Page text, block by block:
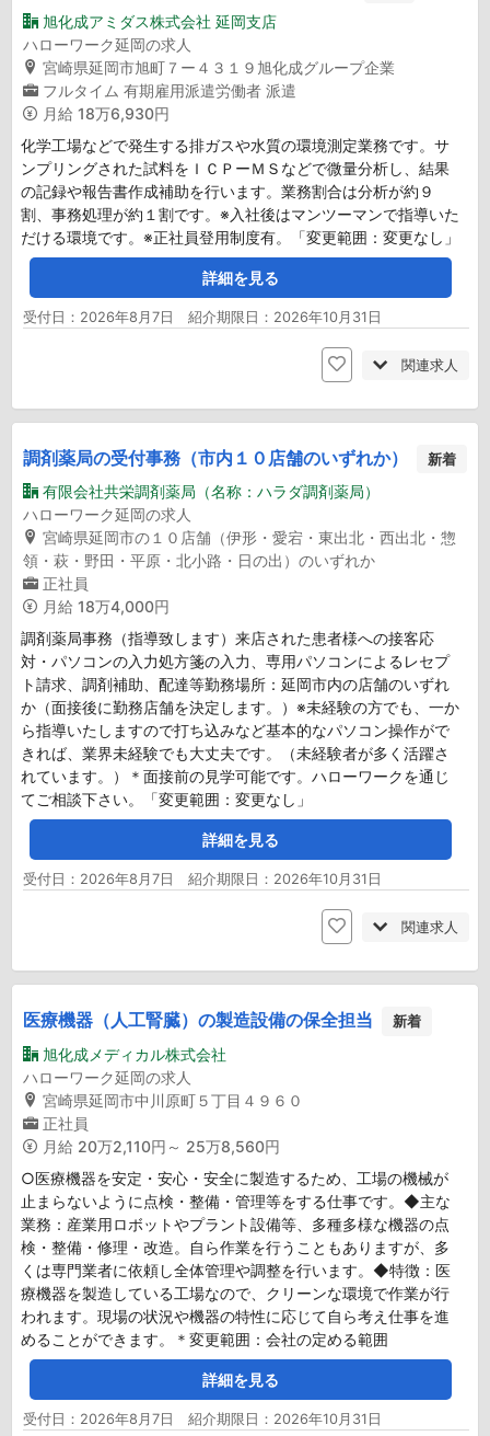
旭化成アミダス株式会社 延岡支店
ハローワーク延岡の求人
宮崎県延岡市旭町７ー４３１９旭化成グループ企業
フルタイム 有期雇用派遣労働者 派遣
月給 18万6,930円
化学工場などで発生する排ガスや水質の環境測定業務です。サ
ンプリングされた試料をＩＣＰーＭＳなどで微量分析し、結果
の記録や報告書作成補助を行います。業務割合は分析が約９
割、事務処理が約１割です。※入社後はマンツーマンで指導いた
だける環境です。※正社員登用制度有。「変更範囲：変更なし」
詳細を見る
受付日：2026年8月7日 紹介期限日：2026年10月31日
関連求人
調剤薬局の受付事務（市内１０店舗のいずれか） 新着
有限会社共栄調剤薬局（名称：ハラダ調剤薬局）
ハローワーク延岡の求人
宮崎県延岡市の１０店舗（伊形・愛宕・東出北・西出北・惣
領・萩・野田・平原・北小路・日の出）のいずれか
正社員
月給 18万4,000円
調剤薬局事務（指導致します）来店された患者様への接客応
対・パソコンの入力処方箋の入力、専用パソコンによるレセプ
ト請求、調剤補助、配達等勤務場所：延岡市内の店舗のいずれ
か（面接後に勤務店舗を決定します。）※未経験の方でも、一か
ら指導いたしますので打ち込みなど基本的なパソコン操作がで
きれば、業界未経験でも大丈夫です。（未経験者が多く活躍さ
れています。）＊面接前の見学可能です。ハローワークを通じ
てご相談下さい。「変更範囲：変更なし」
詳細を見る
受付日：2026年8月7日 紹介期限日：2026年10月31日
関連求人
医療機器（人工腎臓）の製造設備の保全担当 新着
旭化成メディカル株式会社
ハローワーク延岡の求人
宮崎県延岡市中川原町５丁目４９６０
正社員
月給 20万2,110円～ 25万8,560円
○医療機器を安定・安心・安全に製造するため、工場の機械が
止まらないように点検・整備・管理等をする仕事です。◆主な
業務：産業用ロボットやプラント設備等、多種多様な機器の点
検・整備・修理・改造。自ら作業を行うこともありますが、多
くは専門業者に依頼し全体管理や調整を行います。◆特徴：医
療機器を製造している工場なので、クリーンな環境で作業が行
われます。現場の状況や機器の特性に応じて自ら考え仕事を進
めることができます。＊変更範囲：会社の定める範囲
詳細を見る
受付日：2026年8月7日 紹介期限日：2026年10月31日